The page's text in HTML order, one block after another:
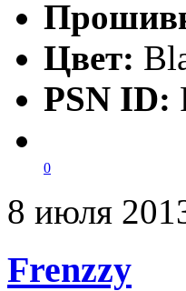
Цвет:
PSN ID:
0
8 июля
Frenzzy